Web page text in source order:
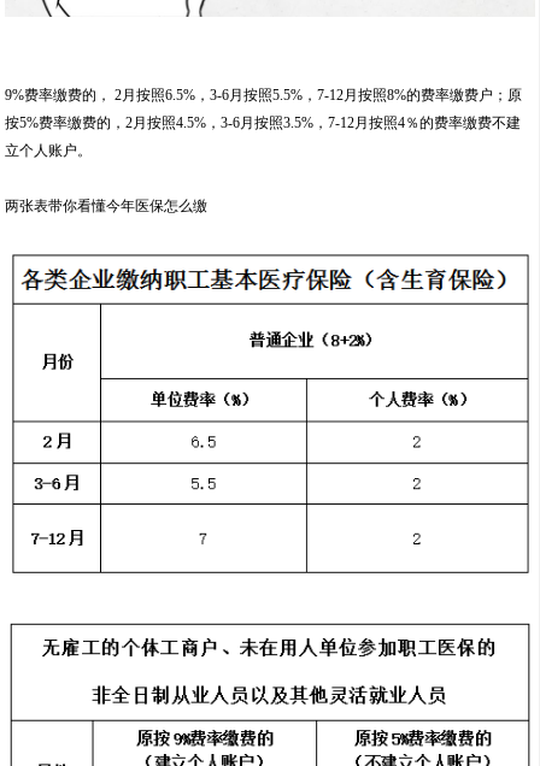
9%费率缴费的， 2月按照6.5%，3-6月按照5.5%，7-12月按照8%的费率缴费户；原
按5%费率缴费的，2月按照4.5%，3-6月按照3.5%，7-12月按照4％的费率缴费不建
立个人账户。
两张表带你看懂今年医保怎么缴